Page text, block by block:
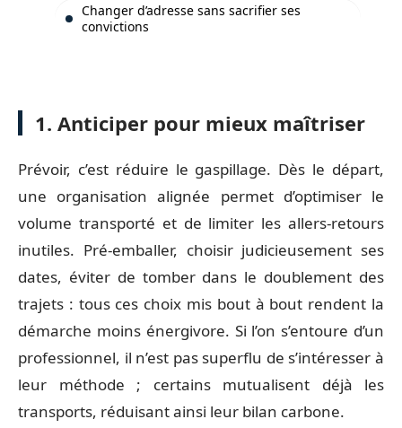
Changer d’adresse sans sacrifier ses
convictions
1. Anticiper pour mieux maîtriser
Prévoir, c’est réduire le gaspillage. Dès le départ,
une organisation alignée permet d’optimiser le
volume transporté et de limiter les allers-retours
inutiles. Pré-emballer, choisir judicieusement ses
dates, éviter de tomber dans le doublement des
trajets : tous ces choix mis bout à bout rendent la
démarche moins énergivore. Si l’on s’entoure d’un
professionnel, il n’est pas superflu de s’intéresser à
leur méthode ; certains mutualisent déjà les
transports, réduisant ainsi leur bilan carbone.